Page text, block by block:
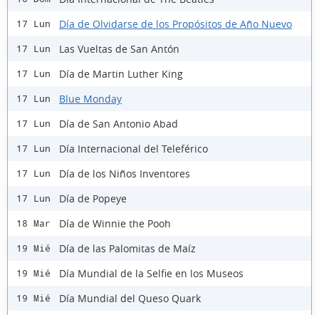
17 Lun Día de Olvidarse de los Propósitos de Año Nuevo
17 Lun Las Vueltas de San Antón
17 Lun Día de Martin Luther King
17 Lun Blue Monday
17 Lun Día de San Antonio Abad
17 Lun Día Internacional del Teleférico
17 Lun Día de los Niños Inventores
17 Lun Día de Popeye
18 Mar Día de Winnie the Pooh
19 Mié Día de las Palomitas de Maíz
19 Mié Día Mundial de la Selfie en los Museos
19 Mié Día Mundial del Queso Quark